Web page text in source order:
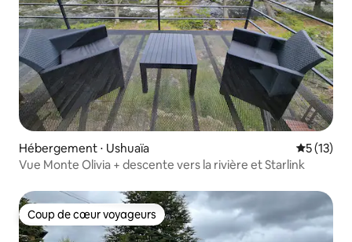
Hébergement ⋅ Ushuaïa
5 (13)
Vue Monte Olivia + descente vers la rivière et Starlink
Coup de cœur voyageurs
Coup de cœur voyageurs